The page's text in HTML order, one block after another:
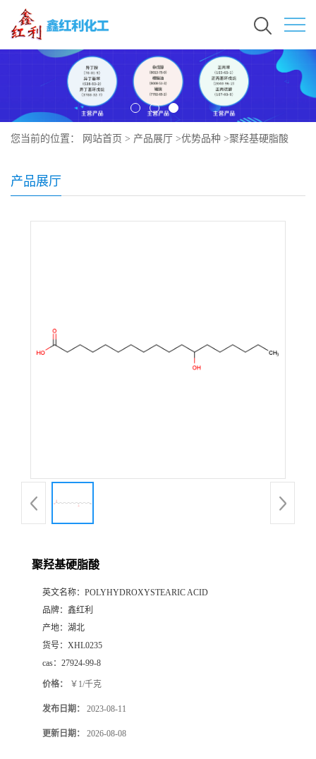
您当前的位置： 网站首页 > 产品展厅 >优势品种 >聚羟基硬脂酸
产品展厅
聚羟基硬脂酸
英文名称： POLYHYDROXYSTEARIC ACID
品牌： 鑫红利
产地： 湖北
货号： XHL0235
cas： 27924-99-8
价格： ￥1/千克
发布日期： 2023-08-11
更新日期： 2026-08-08